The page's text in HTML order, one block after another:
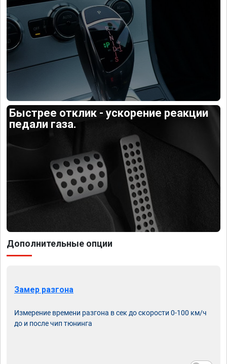
Быстрее отклик - ускорение реакции
педали газа.
Дополнительные опции
Замер разгона
Измерение времени разгона в сек до скорости 0-100 км/ч
до и после чип тюнинга